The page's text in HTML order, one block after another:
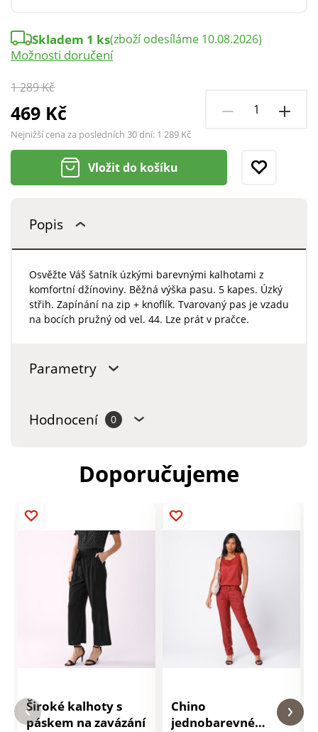
1 289 Kč
469 Kč
Nejnižší cena za posledních 30 dní: 1 289 Kč
Skladem 1 ks(zboží odesíláme 10.08.2026)
Možnosti doručení
Vložit do košíku
Popis
Osvěžte Váš šatník úzkými barevnými kalhotami z
komfortní džínoviny. Běžná výška pasu. 5 kapes. Úzký
střih. Zapínání na zip + knoflík. Tvarovaný pas je vzadu
na bocích pružný od vel. 44. Lze prát v pračce.
Parametry
Hodnocení 0
Doporučujeme
Široké kalhoty s
páskem na zavázání
Chino
jednobarevné